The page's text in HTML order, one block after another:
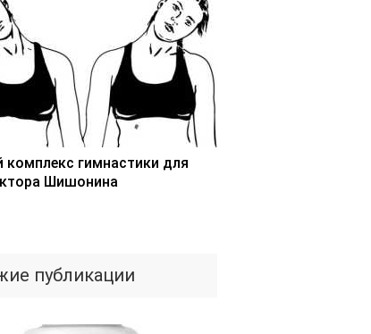
комплекс гимнастики для
Шишонина
публикации